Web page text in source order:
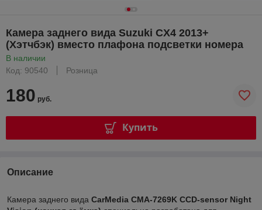
Камера заднего вида Suzuki CX4 2013+
(Хэтчбэк) вместо плафона подсветки номера
В наличии
Код: 90540
Розница
180 руб.
Купить
Описание
Камера заднего вида CarMedia CMA-7269K CCD-sensor Night